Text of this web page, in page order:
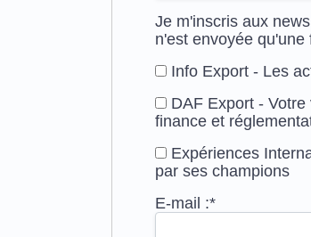
Je m'inscris aux
n'est envoyée
Info Export - Les
DAF Export -
finance et
Expériences
par ses champions
E-mail :*